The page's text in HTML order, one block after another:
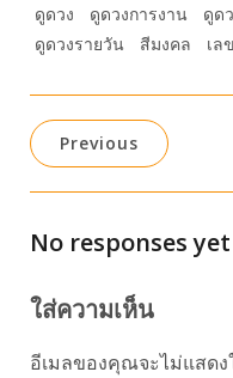
ดูดวง
ดูดวงการงาน ดูด
ดูดวงรายวัน
สีมงคล เล
Previous
No responses yet
ใส่ความเห็น
อีเมลของคุณจะไม่แสด